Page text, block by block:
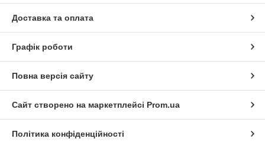
Доставка та оплата
Графік роботи
Повна версія сайту
Сайт створено на маркетплейсі Prom.ua
Політика конфіденційності